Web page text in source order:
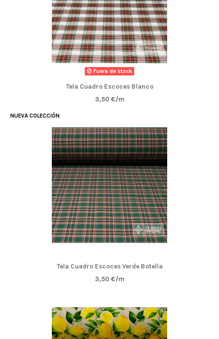
Fuera de stock
Tela Cuadro Escoces Blanco
3,50 €/m
NUEVA COLECCIÓN
Tela Cuadro Escoces Verde Botella
3,50 €/m